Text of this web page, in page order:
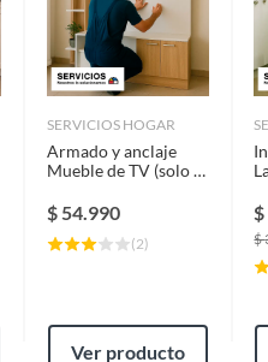
SERVICIOS HOGAR
Armado y anclaje
Mueble de TV (solo el
anclaje)
$ 54.990
(2)
Ver producto
$
$